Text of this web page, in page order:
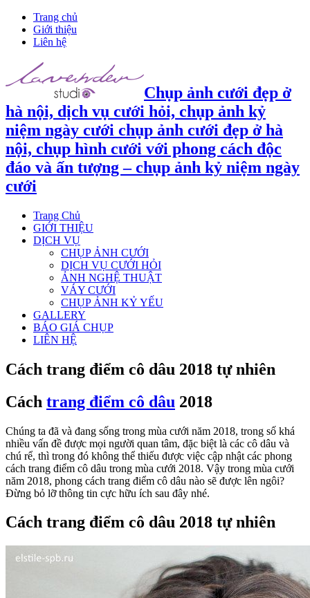
Trang chủ
Giới thiệu
Liên hệ
Chụp ảnh cưới đẹp ở
hà nội, dịch vụ cưới hỏi, chụp ảnh kỷ
niệm ngày cưới chụp ảnh cưới đẹp ở hà
nội, chụp hình cưới với phong cách độc
đáo và ấn tượng – chụp ảnh kỷ niệm ngày
cưới
Trang Chủ
GIỚI THIỆU
DỊCH VỤ
CHỤP ẢNH CƯỚI
DỊCH VỤ CƯỚI HỎI
ẢNH NGHỆ THUẬT
VÁY CƯỚI
CHỤP ẢNH KỶ YẾU
GALLERY
BÁO GIÁ CHỤP
LIÊN HỆ
Cách trang điểm cô dâu 2018 tự nhiên
Cách trang điểm cô dâu 2018
Chúng ta đã và đang sống trong mùa cưới năm 2018, trong số khá
nhiều vấn đề được mọi người quan tâm, đặc biệt là các cô dâu và
chú rể, thì trong đó không thể thiếu được việc cập nhật các phong
cách trang điểm cô dâu trong mùa cưới 2018. Vậy trong mùa cưới
năm 2018, phong cách trang điểm cô dâu nào sẽ được lên ngôi?
Đừng bỏ lỡ thông tin cực hữu ích sau đây nhé.
Cách trang điểm cô dâu 2018 tự nhiên